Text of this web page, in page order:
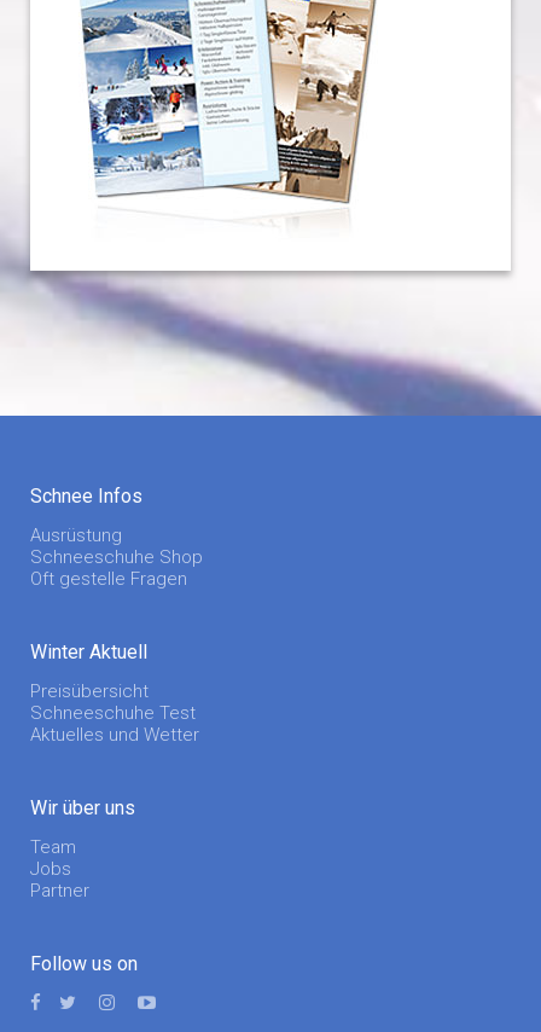
Schnee Infos
Ausrüstung
Schneeschuhe Shop
Oft gestelle Fragen
Winter Aktuell
Preisübersicht
Schneeschuhe Test
Aktuelles und Wetter
Wir über uns
Team
Jobs
Partner
Follow us on